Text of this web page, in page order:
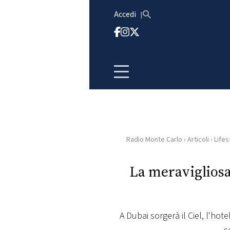
Accedi
HOME
RADIO
RADIO
Radio Monte Carlo › Articoli ›
La
A Dubai sorgerà il Ciel,